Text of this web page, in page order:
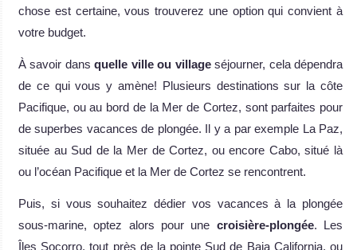
chose est certaine, vous trouverez une option qui convient à
votre budget.
À savoir dansquelle ville ou villageséjourner, cela dépendra
de ce qui vous y amène! Plusieurs destinations sur la côte
Pacifique, ou au bord de la Mer de Cortez, sont parfaites pour
de superbes vacances de plongée. Il y a par exemple La Paz,
située au Sud de la Mer de Cortez, ou encore Cabo, situé là
ou l’océan Pacifique et la Mer de Cortez se rencontrent.
Puis, si vous souhaitez dédier vos vacances à la plongée
sous-marine, optez alors pour une croisière-plongée. Les
Îles Socorro, tout près de la pointe Sud de Baja California, ou